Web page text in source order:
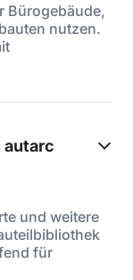
Bürogebäude,
nutzen.
autarc
und weitere
für